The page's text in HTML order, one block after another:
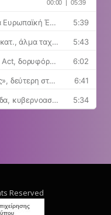
Reserved